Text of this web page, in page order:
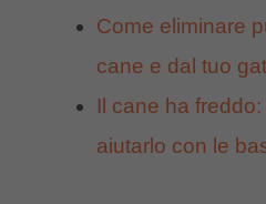
Come eliminare
cane e dal tuo
Il cane ha
aiutarlo con le